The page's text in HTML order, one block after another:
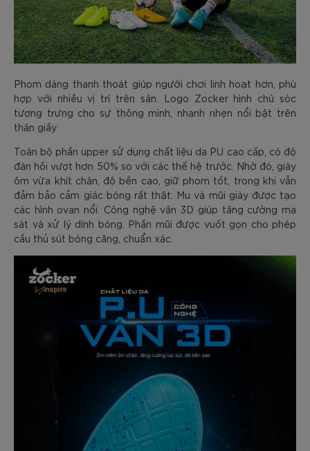
Phom dáng thanh thoát giúp người chơi linh hoạt hơn, phù
hợp với nhiều vị trí trên sân. Logo Zocker hình chú sóc
tượng trưng cho sự thông minh, nhanh nhẹn nổi bật trên
thân giầy
Toàn bộ phần upper sử dụng chất liệu da PU cao cấp, có độ
đàn hồi vượt hơn 50% so với các thế hệ trước. Nhờ đó, giày
ôm vừa khít chân, độ bền cao, giữ phom tốt, trong khi vẫn
đảm bảo cảm giác bóng rất thật. Mu và mũi giày được tạo
các hình ovan nổi. Công nghệ vân 3D giúp tăng cường ma
sát và xử lý dính bóng. Phần mũi được vuốt gọn cho phép
cầu thủ sút bóng căng, chuẩn xác.